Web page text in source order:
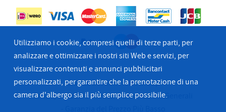
© 2026 Bastion Hotel Group
Privacy & Cookie Termini & Condzioni Generali
Utilizziamo i cookie, compresi quelli di terze parti, per
analizzare e ottimizzare i nostri siti Web e servizi, per
visualizzare contenuti e annunci pubblicitari
personalizzati, per garantire che la prenotazione di una
camera d'albergo sia il più semplice possibile.